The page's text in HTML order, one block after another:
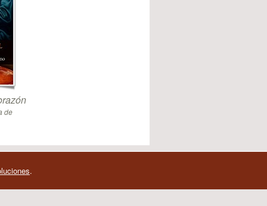
de
.